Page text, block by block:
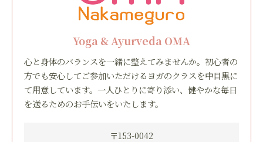
Yoga & Ayurveda OMA
心と身体のバランスを一緒に整えてみませんか。初心者の
方でも安心してご参加いただけるヨガのクラスを中目黒に
て用意しています。一人ひとりに寄り添い、健やかな毎日
を送るためのお手伝いをいたします。
〒153-0042